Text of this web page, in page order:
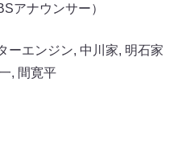
アナウンサー）
ーエンジン, 中川家, 明石家
, 間寛平